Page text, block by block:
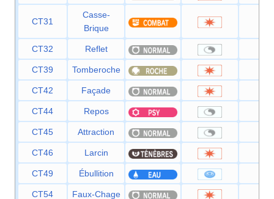
CT31
Casse-
Brique
CT32 Reflet
CT39 Tomberoche
CT42 Façade
CT44 Repos
CT45 Attraction
CT46 Larcin
CT49 Ébullition
CT54 Faux-Chage